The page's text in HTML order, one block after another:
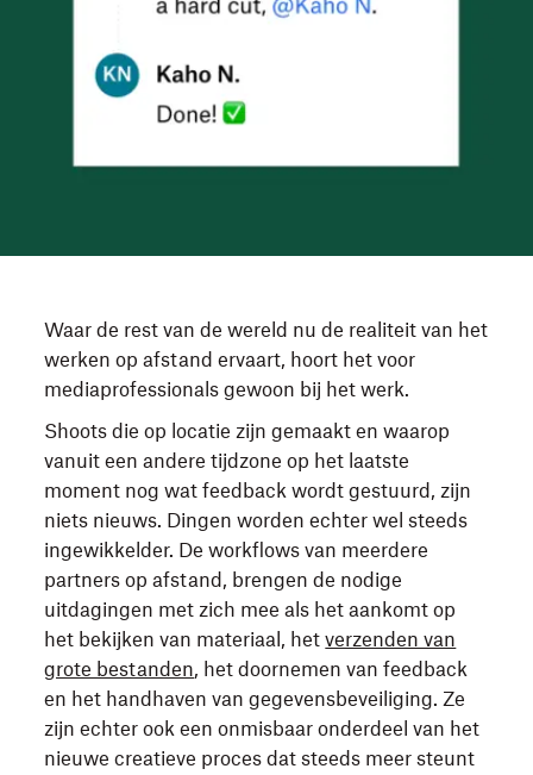
Waar de rest van de wereld nu de realiteit van het
werken op afstand ervaart, hoort het voor
mediaprofessionals gewoon bij het werk.
Shoots die op locatie zijn gemaakt en waarop
vanuit een andere tijdzone op het laatste
moment nog wat feedback wordt gestuurd, zijn
niets nieuws. Dingen worden echter wel steeds
ingewikkelder. De workflows van meerdere
partners op afstand, brengen de nodige
uitdagingen met zich mee als het aankomt op
het bekijken van materiaal, hetverzenden van
grote bestanden, het doornemen van feedback
en het handhaven van gegevensbeveiliging. Ze
zijn echter ook een onmisbaar onderdeel van het
nieuwe creatieve proces dat steeds meer steunt